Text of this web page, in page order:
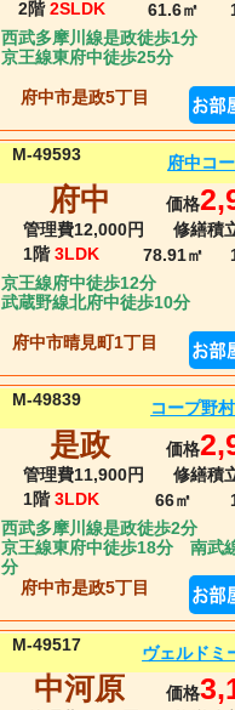
2階 2SLDK 61.6㎡
西武多摩川線是政徒歩1分
京王線東府中徒歩25分
府中市是政5丁目
M-49593 府中コ
府中 価格
管理費12,000円
修繕積
1階 3LDK 78.91㎡
京王線府中徒歩12分
武蔵野線北府中徒歩10分
府中市晴見町1丁目
M-49839 コープ野
是政 価格
管理費11,900円
修繕積
1階 3LDK 66㎡
西武多摩川線是政徒歩2分
京王線東府中徒歩18分 南武
分
府中市是政5丁目
M-49517 ヴェルドミ
中河原 価格